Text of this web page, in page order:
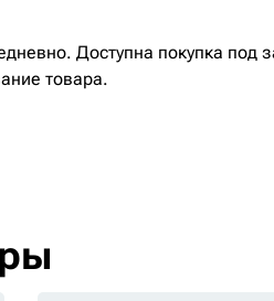
Доступна покупка под
товара.